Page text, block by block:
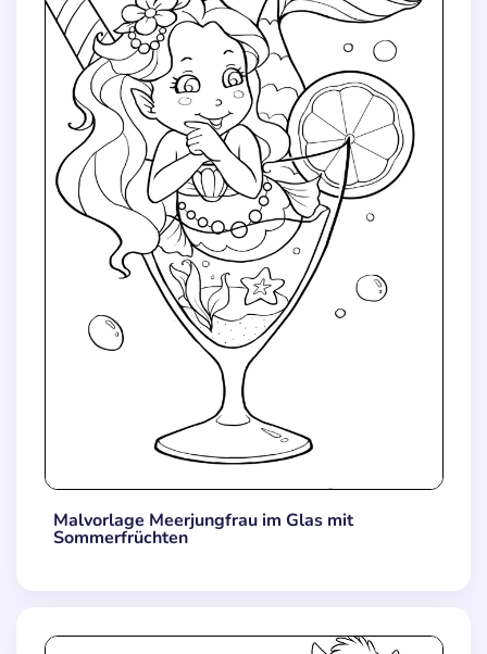
Malvorlage Meerjungfrau im Glas mit
Sommerfrüchten